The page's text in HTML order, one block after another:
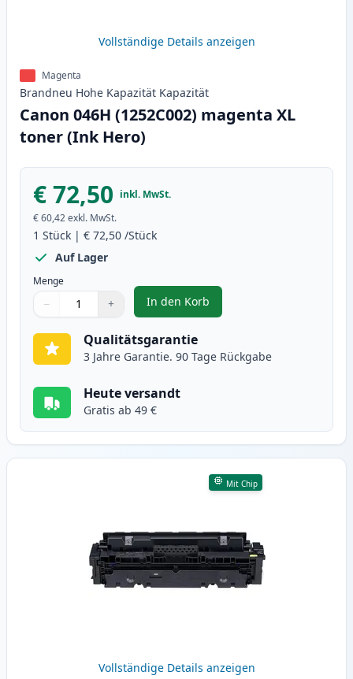
Vollständige Details anzeigen
Magenta
Brandneu Hohe Kapazität Kapazität
Canon 046H (1252C002) magenta XL
toner (Ink Hero)
€ 72,50 inkl. MwSt.
€ 60,42exkl. MwSt.
1 Stück | € 72,50 /Stück
Auf Lager
Menge
Verwenden Sie die Tasten, um anzupassen
− +
1
In den Korb
, Canon 046H (1252C002)
Qualitätsgarantie
3 Jahre Garantie. 90 Tage Rückgabe
Heute versandt
Gratis ab 49 €
Mit Chip
Vollständige Details anzeigen